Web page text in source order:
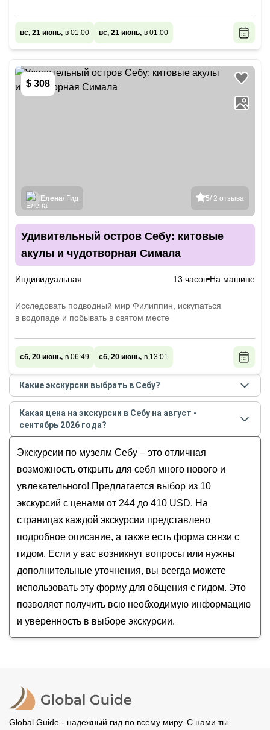
вс, 21 июнь, в 01:00 вс, 21 июнь, в 01:00
$ 308
5/ 2 отзыва
Елена/ Гид
Удивительный остров Себу: китовые
акулы и чудотворная Симала
Индивидуальная 13 часов На машине
Исследовать подводный мир Филиппин, искупаться
в водопаде и побывать в святом месте
сб, 20 июнь, в 06:49 сб, 20 июнь, в 13:01
Какие экскурсии выбрать в Себу?
Самые популярные экскурсиив Себув августе -
сентябре 2026года:
Активный день в Себу: снорклинг, каньонинг
и водопады Кавасан
Снорклинг, водопад Тумалог и остров
Сумилон — из Себу
Китовые акулы и каньонинг на водопаде
Кавасан (всё включено)
Едем мы на Лимпопо! Круиз по тропическому
архипелагу
Экзотика острова Бохол
Какая цена на экскурсии в Себу на август -
сентябрь 2026 года?
2026года от 244до 410 USD
Экскурсии по музеям Себу – это отличная
возможность открыть для себя много нового и
увлекательного! Предлагается выбор из 10
экскурсий с ценами от 244 до 410 USD. На
страницах каждой экскурсии представлено
подробное описание, а также есть форма связи с
гидом. Если у вас возникнут вопросы или нужны
дополнительные уточнения, вы всегда можете
использовать эту форму для общения с гидом. Это
позволяет получить всю необходимую информацию
и уверенность в выборе экскурсии.
Global Guide - надежный гид по всему миру. С нами ты